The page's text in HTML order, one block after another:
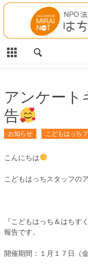
CLOSE
HOME
相談事業
MAP
お問合わせ
アンケート
告
お知らせ こどもはっち
こんにちは
こどもはっちスタッフの
『こどもはっち＆はちす
報告です。
開催期間：１月１７日（